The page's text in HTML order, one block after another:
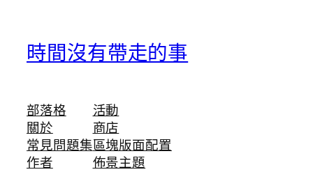
時間沒有帶走的事
部落格
關於
常見問題集
作者
活動
商店
區塊版面配置
佈景主題